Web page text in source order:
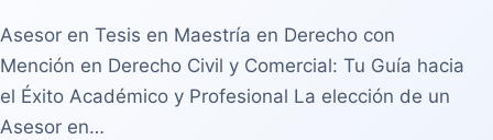
Asesor en Tesis en Maestría en Derecho con
Mención en Derecho Civil y Comercial: Tu Guía hacia
el Éxito Académico y Profesional La elección de un
Asesor en…